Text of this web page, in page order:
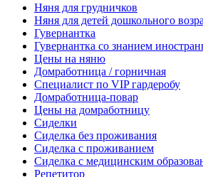
Няня для грудничков
Няня для детей дошкольного
Гувернантка
Гувернантка со знанием
Цены на няню
Домработница / горничная
Cпециалист по VIP гардеробу
Домработница-повар
Цены на домработницу
Сиделки
Сиделка без проживания
Сиделка с проживанием
Сиделка с медицинским
Репетитор